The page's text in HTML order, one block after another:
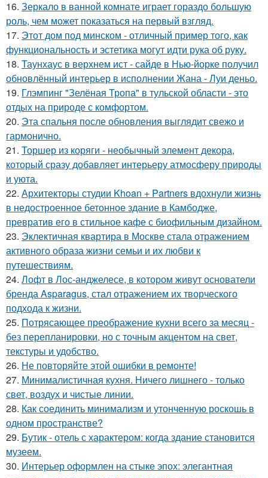
16. Зеркало в ванной комнате играет гораздо большую
роль, чем может показаться на первый взгляд.
17. Этот дом под минском - отличный пример того, как
функциональность и эстетика могут идти рука об руку.
18. Таунхаус в верхнем ист - сайде в Нью-йорке получил
обновлённый интерьер в исполнении Жана - Луи деньо.
19. Глэмпинг "Зелёная Тропа" в тульской области - это
отдых на природе с комфортом.
20. Эта спальня после обновления выглядит свежо и
гармонично.
21. Торшер из коряги - необычный элемент декора,
который сразу добавляет интерьеру атмосферу природы
и уюта.
22. Архитекторы студии Khoan + Partners вдохнули жизнь
в недостроенное бетонное здание в Камбодже,
превратив его в стильное кафе с биофильным дизайном.
23. Эклектичная квартира в Москве стала отражением
активного образа жизни семьи и их любви к
путешествиям.
24. Лофт в Лос-анджелесе, в котором живут основатели
бренда Asparagus, стал отражением их творческого
подхода к жизни.
25. Потрясающее преображение кухни всего за месяц -
без перепланировки, но с точным акцентом на свет,
текстуры и удобство.
26. Не повторяйте этой ошибки в ремонте!
27. Минималистичная кухня. Ничего лишнего - только
свет, воздух и чистые линии.
28. Как соединить минимализм и утонченную роскошь в
одном пространстве?
29. Бутик - отель с характером: когда здание становится
музеем.
30. Интерьер оформлен на стыке эпох: элегантная